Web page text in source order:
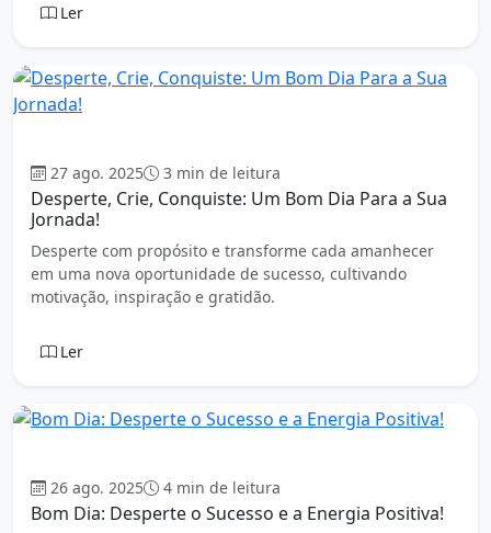
Ler
27 ago. 2025 3 min de leitura
Desperte, Crie, Conquiste: Um Bom Dia Para a Sua
Jornada!
Desperte com propósito e transforme cada amanhecer
em uma nova oportunidade de sucesso, cultivando
motivação, inspiração e gratidão.
Ler
26 ago. 2025 4 min de leitura
Bom Dia: Desperte o Sucesso e a Energia Positiva!